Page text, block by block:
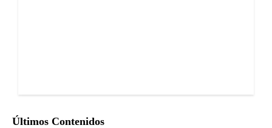
Últimos Contenidos